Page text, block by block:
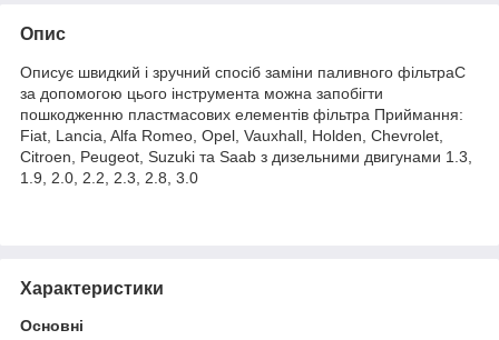
Опис
Описує швидкий і зручний спосіб заміни паливного фільтраС
за допомогою цього інструмента можна запобігти
пошкодженню пластмасових елементів фільтра Приймання:
Fiat, Lancia, Alfa Romeo, Opel, Vauxhall, Holden, Chevrolet,
Citroen, Peugeot, Suzuki та Saab з дизельними двигунами 1.3,
1.9, 2.0, 2.2, 2.3, 2.8, 3.0
Характеристики
Основні